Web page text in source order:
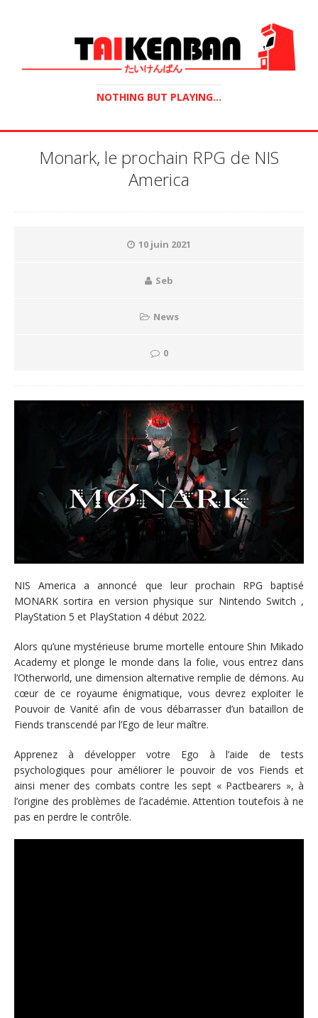
NOTHING BUT PLAYING...
Monark, le prochain RPG de NIS
America
10 juin 2021
Seb
News
0
NIS America a annoncé que leur prochain RPG baptisé
MONARK sortira en version physique sur Nintendo Switch ,
PlayStation 5 et PlayStation 4 début 2022.
Alors qu’une mystérieuse brume mortelle entoure Shin Mikado
Academy et plonge le monde dans la folie, vous entrez dans
l’Otherworld, une dimension alternative remplie de démons. Au
cœur de ce royaume énigmatique, vous devrez exploiter le
Pouvoir de Vanité afin de vous débarrasser d’un bataillon de
Fiends transcendé par l’Ego de leur maître.
Apprenez à développer votre Ego à l’aide de tests
psychologiques pour améliorer le pouvoir de vos Fiends et
ainsi mener des combats contre les sept « Pactbearers », à
l’origine des problèmes de l’académie. Attention toutefois à ne
pas en perdre le contrôle.